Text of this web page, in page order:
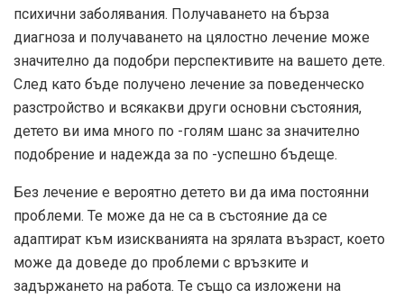
психични заболявания. Получаването на бърза
диагноза и получаването на цялостно лечение може
значително да подобри перспективите на вашето дете.
След като бъде получено лечение за поведенческо
разстройство и всякакви други основни състояния,
детето ви има много по -голям шанс за значително
подобрение и надежда за по -успешно бъдеще.
Без лечение е вероятно детето ви да има постоянни
проблеми. Те може да не са в състояние да се
адаптират към изискванията на зрялата възраст, което
може да доведе до проблеми с връзките и
задържането на работа. Те също са изложени на